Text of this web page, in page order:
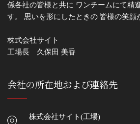
係各社の皆様と共に ワンチームにて精
す。 思いを形にしたときの 皆様の笑顔
株式会社サイト
工場長 久保田 美香
会社の所在地および連絡先
株式会社サイト(工場)